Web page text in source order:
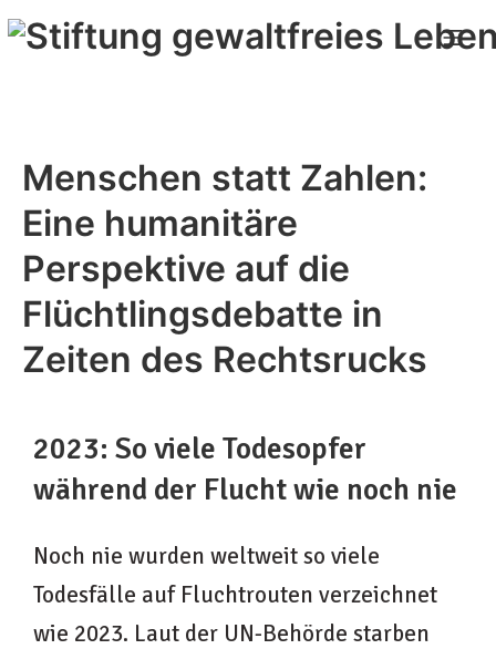
Menschen statt Zahlen:
Eine humanitäre
Perspektive auf die
Flüchtlingsdebatte in
Zeiten des Rechtsrucks
2023: So viele Todesopfer
während der Flucht wie noch nie
Noch nie wurden weltweit so viele
Todesfälle auf Fluchtrouten verzeichnet
wie 2023. Laut der UN-Behörde starben